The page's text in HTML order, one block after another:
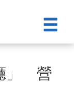
」 營